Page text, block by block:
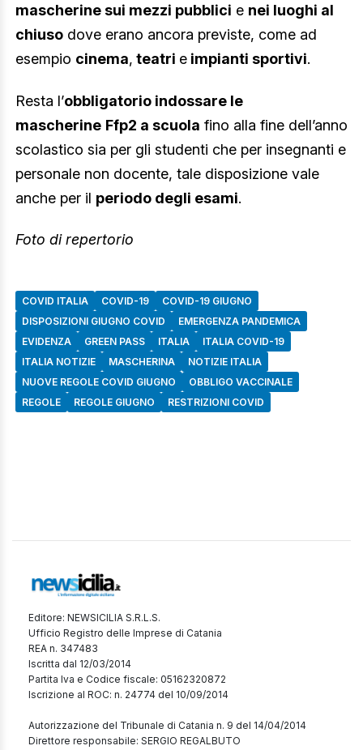
mascherine sui mezzi pubblici e nei luoghi al
chiuso dove erano ancora previste, come ad
esempio cinema, teatri e impianti sportivi.
Resta l’obbligatorio indossare le
mascherine Ffp2 a scuola fino alla fine dell’anno
scolastico sia per gli studenti che per insegnanti e
personale non docente, tale disposizione vale
anche per il periodo degli esami.
Foto di repertorio
COVID ITALIA COVID-19
COVID-19 GIUGNO
DISPOSIZIONI GIUGNO COVID
EMERGENZA PANDEMICA
EVIDENZA
GREEN PASS ITALIA
ITALIA COVID-19
ITALIA NOTIZIE
MASCHERINA
NOTIZIE ITALIA
NUOVE REGOLE COVID GIUGNO
OBBLIGO VACCINALE
REGOLE
REGOLE GIUGNO RESTRIZIONI COVID
Editore: NEWSICILIA S.R.L.S.
Ufficio Registro delle Imprese di Catania
REA n. 347483
Iscritta dal 12/03/2014
Partita Iva e Codice fiscale: 05162320872
Iscrizione al ROC: n. 24774 del 10/09/2014
Autorizzazione del Tribunale di Catania n. 9 del 14/04/2014
Direttore responsabile: SERGIO REGALBUTO